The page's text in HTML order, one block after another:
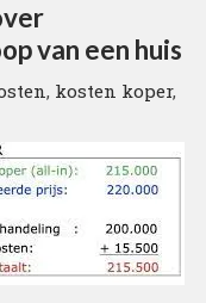
van een huis
, kosten koper,